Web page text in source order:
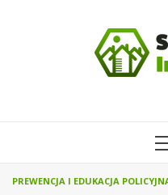
PREWENCJA I EDUKACJA